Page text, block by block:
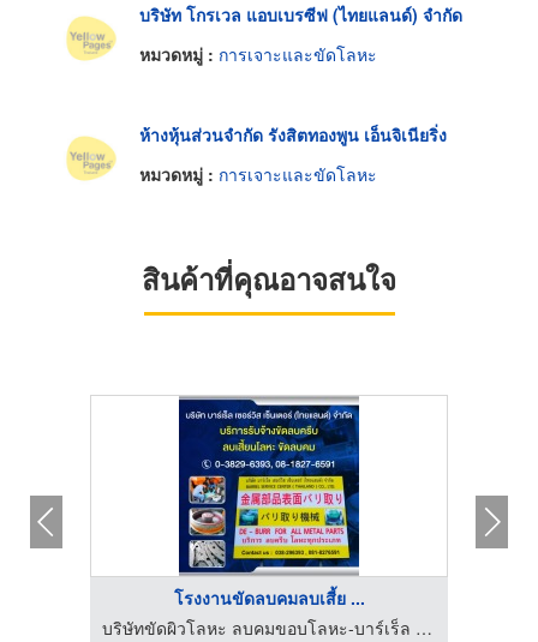
บริษัท โกรเวล แอบเบรซีฟ (ไทยแลนด์) จำกัด
หมวดหมู่ : การเจาะและขัดโลหะ
ห้างหุ้นส่วนจำกัด รังสิตทองพูน เอ็นจิเนียริ่ง
หมวดหมู่ : การเจาะและขัดโลหะ
สินค้าที่คุณอาจสนใจ
โรงงานขัดลบคมลบเสี้ย ...
บริษัทขัดผิวโลหะ ลบคมขอบโลหะ-บาร์เร็ล เซอร์วิส